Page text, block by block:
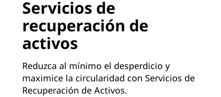
Servicios de
recuperación de
activos
Reduzca al mínimo el desperdicio y
maximice la circularidad con Servicios de
Recuperación de Activos.